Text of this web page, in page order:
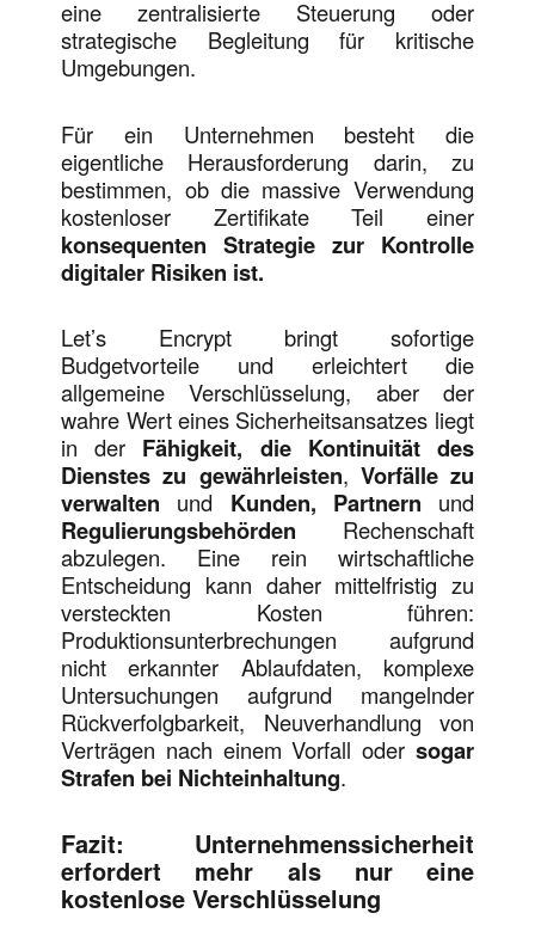
eine zentralisierte Steuerung oder
strategische Begleitung für kritische
Umgebungen.
Für ein Unternehmen besteht die
eigentliche Herausforderung darin, zu
bestimmen, ob die massive Verwendung
kostenloser Zertifikate Teil einer
konsequenten Strategie zur Kontrolle
digitaler Risiken ist.
Let’s Encrypt bringt sofortige
Budgetvorteile und erleichtert die
allgemeine Verschlüsselung, aber der
wahre Wert eines Sicherheitsansatzes liegt
in der Fähigkeit, die Kontinuität des
Dienstes zu gewährleisten, Vorfälle zu
verwalten und Kunden, Partnern und
Regulierungsbehörden Rechenschaft
abzulegen. Eine rein wirtschaftliche
Entscheidung kann daher mittelfristig zu
versteckten Kosten führen:
Produktionsunterbrechungen aufgrund
nicht erkannter Ablaufdaten, komplexe
Untersuchungen aufgrund mangelnder
Rückverfolgbarkeit, Neuverhandlung von
Verträgen nach einem Vorfall oder sogar
Strafen bei Nichteinhaltung.
Fazit: Unternehmenssicherheit
erfordert mehr als nur eine
kostenlose Verschlüsselung